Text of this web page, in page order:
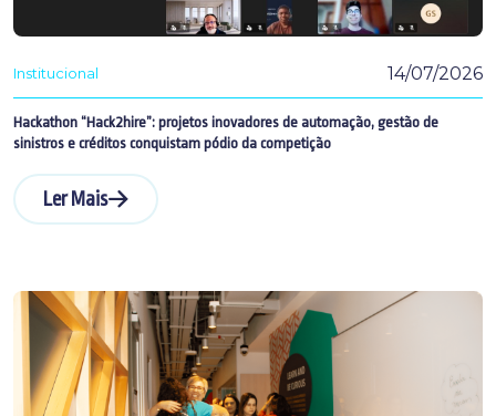
Institucional 14/07/2026
Hackathon “Hack2hire”: projetos inovadores de automação, gestão de
sinistros e créditos conquistam pódio da competição
Ler Mais